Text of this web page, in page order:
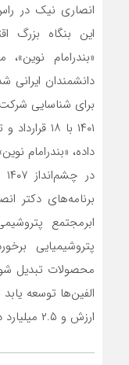
انصاری نیک در
این بنگاه بزرگ
«بندرامام
دانشمندان
برای شناسایی
داده، «بندرامام
برنامه‌های دکتر
ابرمجتمع
پتروشیمیایی
ارزش و ۲.۵ میلیارد دلار درآمد در سال برسد.